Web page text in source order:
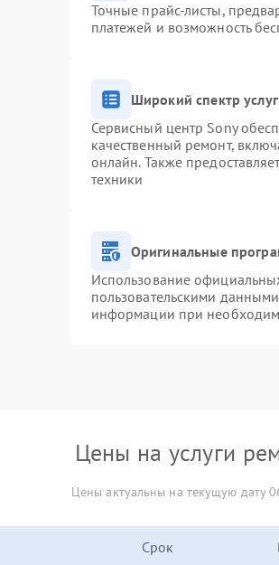
Точные прайс-листы,
платежей и возможность
Широкий спектр услуг
Сервисный центр Sony
качественный ремонт,
онлайн. Также
техники
Оригинальные
Использование
пользовательскими
информации при
Цены на услуги
Цены актуальны на текущую дату
Срок